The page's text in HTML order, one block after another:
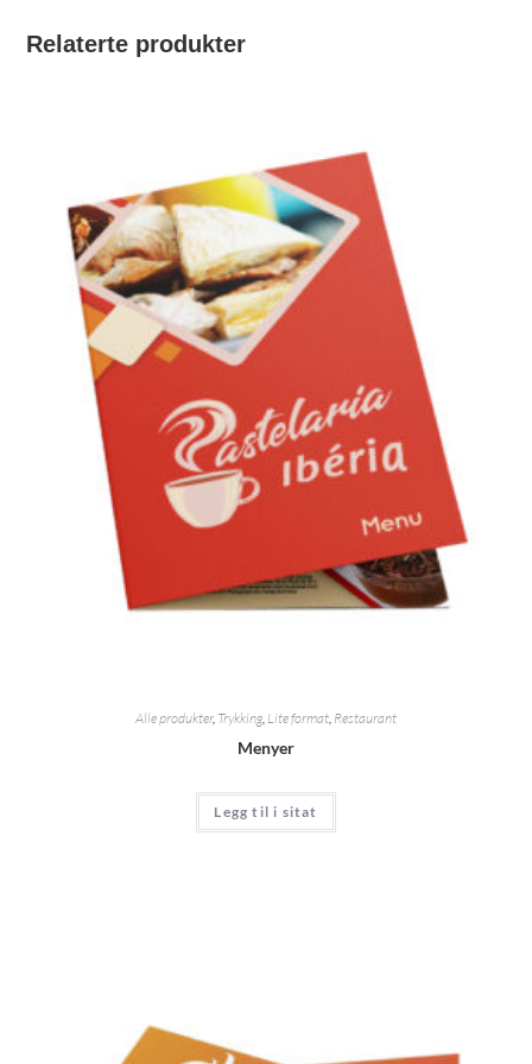
Relaterte produkter
Alle produkter, Trykking, Lite format, Restaurant
Menyer
Legg til i sitat